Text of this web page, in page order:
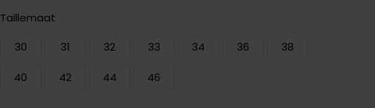
Taillemaat
30
31 32 33 34 36 38
40 42 44 46